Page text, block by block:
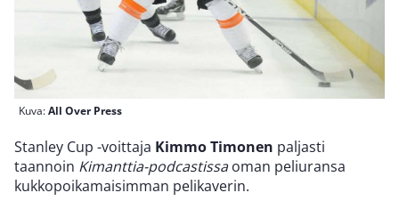
Kuva:All Over Press
Stanley Cup -voittaja Kimmo Timonen paljasti
taannoin Kimanttia-podcastissaoman peliuransa
kukkopoikamaisimman pelikaverin.